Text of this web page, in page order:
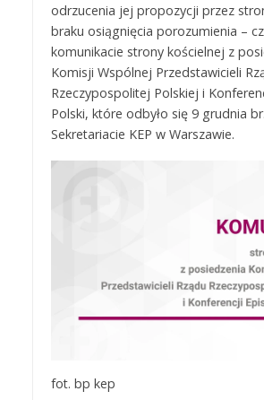
odrzucenia jej propozycji przez
braku osiągnięcia porozumienia –
komunikacie strony kościelnej z
Komisji Wspólnej Przedstawicieli
Rzeczypospolitej Polskiej i
Polski, które odbyło się 9 grudnia
Sekretariacie KEP w Warszawie.
fot. bp kep